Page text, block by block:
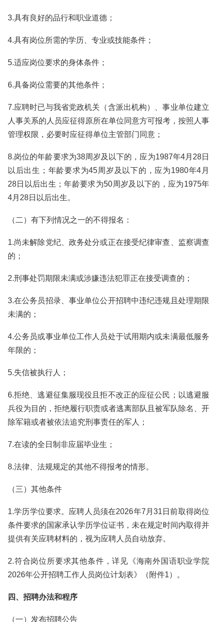
3.具有良好的品行和职业道德；
4.具有岗位所需的学历、专业或技能条件；
5.适应岗位要求的身体条件；
6.具备岗位需要的其他条件；
7.应聘时已与我省党政机关（含派出机构）、事业单位建立
人事关系的人员应征得原所在单位同意方可报考，按照人事
管理权限，必要时应征得单位主管部门同意；
8.岗位的年龄要求为38周岁及以下的，应为1987年4月28日
以后出生；年龄要求为45周岁及以下的，应为1980年4月
28日以后出生；年龄要求为50周岁及以下的，应为1975年
4月28日以后出生。
（二）有下列情况之一的不得报名：
1.尚未解除党纪、政务处分或正在接受纪律审查、监察调查
的；
2.刑事处罚期限未满或涉嫌违法犯罪正在接受调查的；
3.在公务员招录、事业单位公开招聘中违纪违规且处理期限
未满的；
4.公务员或事业单位工作人员处于试用期内或未满最低服务
年限的；
5.失信被执行人；
6.拒绝、逃避征集服现役且拒不改正的应征公民；以逃避服
兵役为目的，拒绝履行职责或者逃离部队且被军队除名、开
除军籍或者被依法追究刑事责任的军人；
7.在读的全日制非应届毕业生；
8.法律、法规规定的其他不得报考的情形。
（三）其他条件
1.学历学位要求。应聘人员须在2026年7月31日前取得岗位
条件要求的国家承认学历学位证书，未在规定时间内取得并
提供有关应聘材料的，视为应聘人员自动放弃。
2.符合岗位所要求其他条件，详见《海南外国语职业学院
2026年公开招聘工作人员岗位计划表》（附件1）。
四、招聘办法和程序
（一）发布招聘公告